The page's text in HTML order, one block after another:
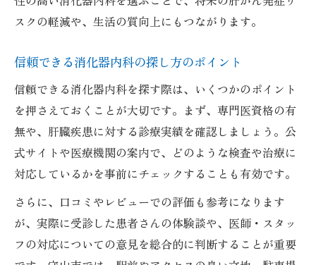
スクの軽減や、生活の質向上にもつながります。
信頼できる消化器内科の探し方のポイント
信頼できる消化器内科を探す際は、いくつかのポイント
を押さえておくことが大切です。まず、専門医資格の有
無や、肝臓疾患に対する診療実績を確認しましょう。公
式サイトや医療機関の案内で、どのような検査や治療に
対応しているかを事前にチェックすることも有効です。
さらに、口コミやレビューでの評価も参考になります
が、実際に受診した患者さんの体験談や、医師・スタッ
フの対応についての意見を総合的に判断することが重要